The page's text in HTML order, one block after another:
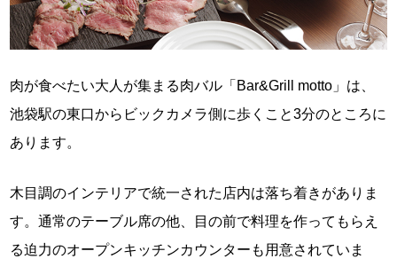
肉が食べたい大人が集まる肉バル「Bar&Grill motto」は、
池袋駅の東口からビックカメラ側に歩くこと3分のところに
あります。
木目調のインテリアで統一された店内は落ち着きがありま
す。通常のテーブル席の他、目の前で料理を作ってもらえ
る迫力のオープンキッチンカウンターも用意されていま